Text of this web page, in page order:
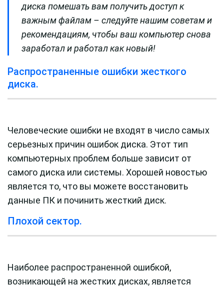
диска помешать вам получить доступ к
важным файлам – следуйте нашим советам и
рекомендациям, чтобы ваш компьютер снова
заработал и работал как новый!
Распространенные ошибки жесткого
диска.
Человеческие ошибки не входят в число самых
серьезных причин ошибок диска. Этот тип
компьютерных проблем больше зависит от
самого диска или системы. Хорошей новостью
является то, что вы можете восстановить
данные ПК и починить жесткий диск.
Плохой сектор.
Наиболее распространенной ошибкой,
возникающей на жестких дисках, является